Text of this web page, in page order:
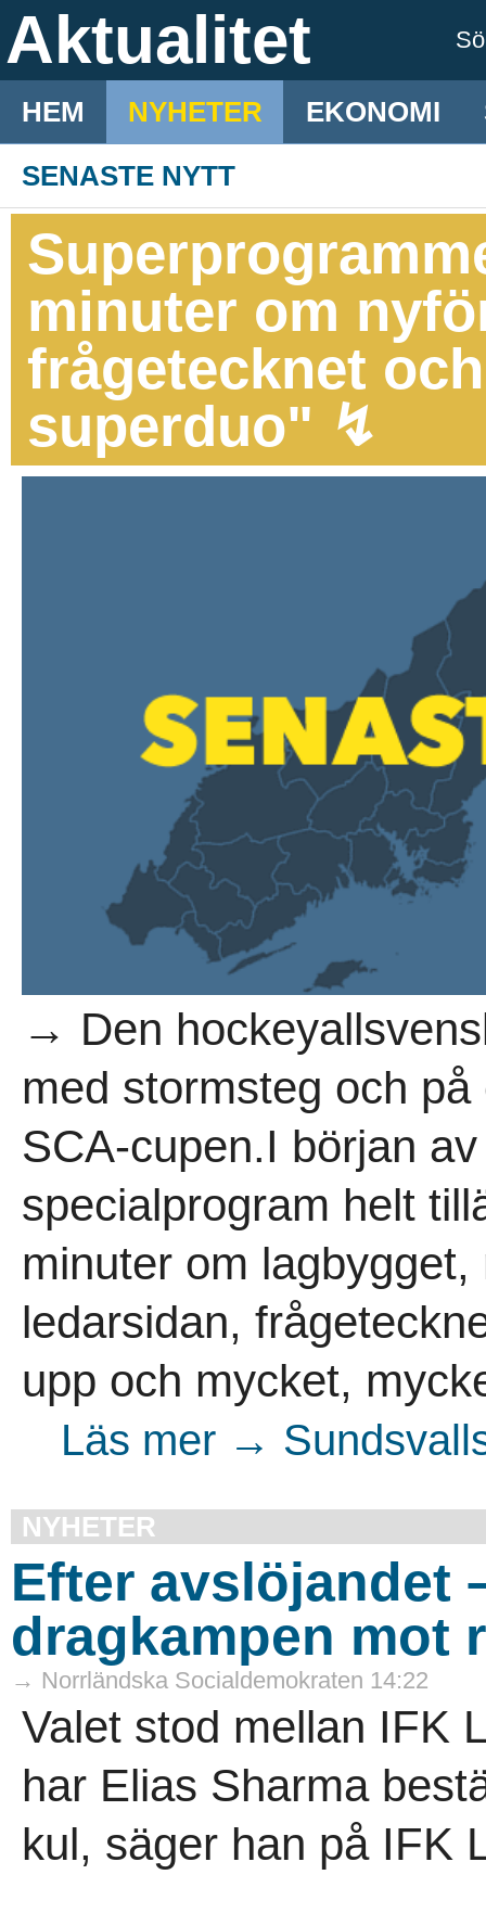
Aktualitet
HEM NYHETER EKONOMI
SENASTE NYTT
minuter om
frågetecknet
superduo" ↯
→ Den
med stormsteg och
SCA-cupen.I början
specialprogram helt
minuter om
ledarsidan,
upp och mycket,
Läs mer →
NYHETER
Efter avslöjandet
dragkampen mot
→ Norrländska Socialdemokraten 14:22
Valet stod mellan IFK
har Elias Sharma
kul, säger han på IFK